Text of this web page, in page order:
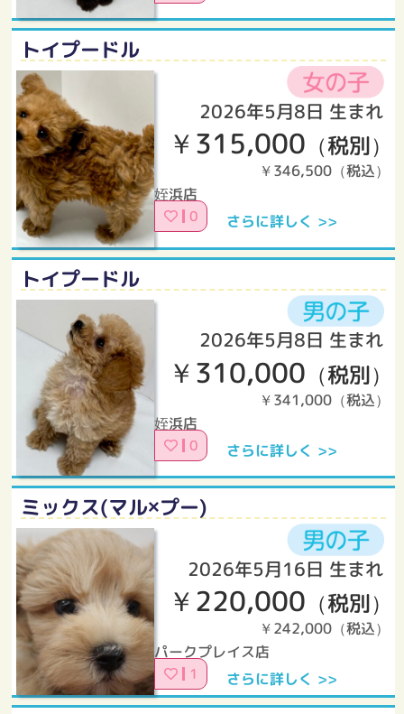
トイプードル
2026年5月8日 生まれ
￥315,000 （税別）
￥346,500（税込）
姪浜店
0 さらに詳しく >>
トイプードル
2026年5月8日 生まれ
￥310,000 （税別）
￥341,000（税込）
姪浜店
0 さらに詳しく >>
ミックス(マル×プー)
2026年5月16日 生まれ
￥220,000 （税別）
￥242,000（税込）
パークプレイス店
1 さらに詳しく >>